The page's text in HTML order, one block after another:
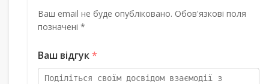
Ваш email не буде опубліковано. Обов'язкові поля
позначені *
Ваш відгук*